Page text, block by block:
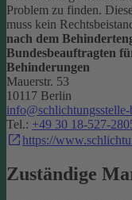
Problem zu finden.
muss kein
nach dem
Bundesbeauftragten
Behinderungen
Mauerstr. 53
10117 Berlin
Tel.: +49 30 18-527-
https://
Zuständige